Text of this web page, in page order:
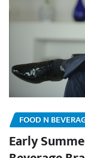
FOOD N
Early